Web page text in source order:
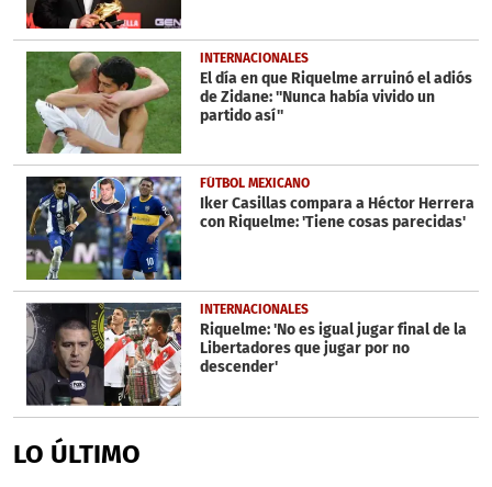
INTERNACIONALES
El día en que Riquelme arruinó el adiós
de Zidane: ''Nunca había vivido un
partido así''
FÚTBOL MEXICANO
Iker Casillas compara a Héctor Herrera
con Riquelme: 'Tiene cosas parecidas'
INTERNACIONALES
Riquelme: 'No es igual jugar final de la
Libertadores que jugar por no
descender'
LO ÚLTIMO